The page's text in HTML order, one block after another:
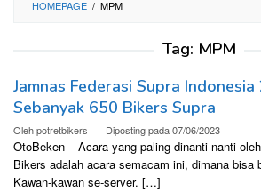
HOMEPAGE / MPM
Tag: MPM
Jamnas Federasi Supra
Sebanyak 650 Bikers Supra
Olehpotretbikers Diposting pada07/06/2023
OtoBeken – Acara yang paling dinanti-nanti
Bikers adalah acara semacam ini, dimana bisa
Kawan-kawan se-server. […]